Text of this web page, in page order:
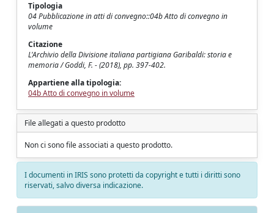
Tipologia
04 Pubblicazione in atti di convegno::04b Atto di convegno in
volume
Citazione
L'Archivio della Divisione italiana partigiana Garibaldi: storia e
memoria / Goddi, F. - (2018), pp. 397-402.
Appartiene alla tipologia:
04b Atto di convegno in volume
File allegati a questo prodotto
Non ci sono file associati a questo prodotto.
I documenti in IRIS sono protetti da copyright e tutti i diritti sono
riservati, salvo diversa indicazione.